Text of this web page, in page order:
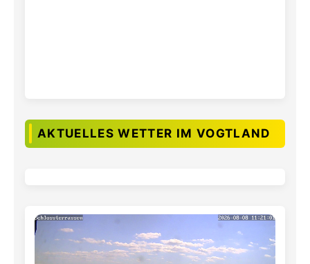
AKTUELLES WETTER IM VOGTLAND